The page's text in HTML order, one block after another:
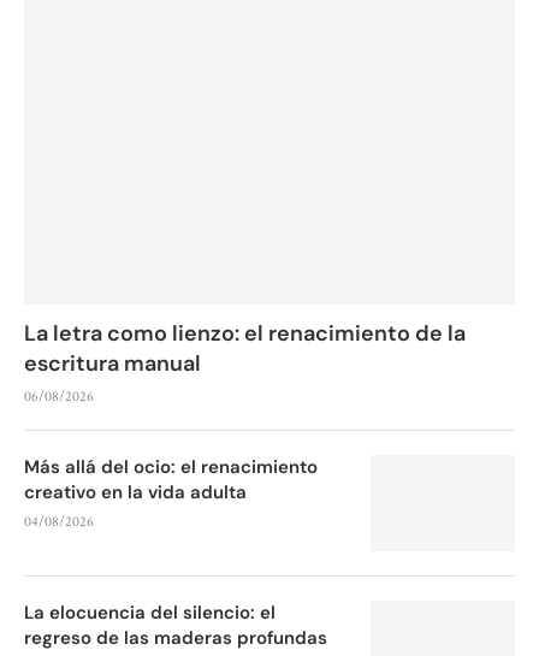
La letra como lienzo: el renacimiento de la
escritura manual
06/08/2026
Más allá del ocio: el renacimiento
creativo en la vida adulta
04/08/2026
La elocuencia del silencio: el
regreso de las maderas profundas